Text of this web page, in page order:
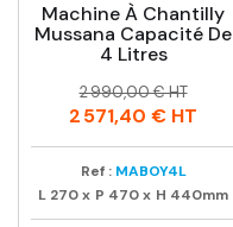
Machine À Chantilly
Mussana Capacité De
4 Litres
Prix
Prix
habituel
2 990,00 € HT
2 571,40 € HT
Ref : MABOY4L
L 270x P 470x H 440mm